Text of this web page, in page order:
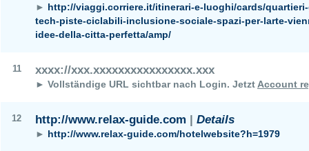
► http://viaggi.corriere.it/itinerari-e-luoghi/cards/
tech-piste-ciclabili-inclusione-sociale-spazi-per-larte-
idee-della-citta-perfetta/amp/
11 xxxx://xxx.xxxxxxxxxxxxxxxx.xxx
► Vollständige URL sichtbar nach Login. Jetzt Account
12 http://www.relax-guide.com | Details
► http://www.relax-guide.com/hotelwebsite?h=1979